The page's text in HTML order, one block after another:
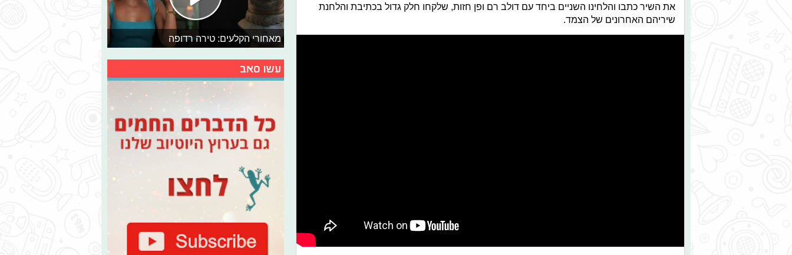
את השיר כתבו והלחינו השניים ביחד עם דולב רם ופן חזות, שלקחו חלק גדול בכתיבת והלחנת
שיריהם האחרונים של הצמד.
מאחורי הקלעים: טירה רדופה
עשו סאב